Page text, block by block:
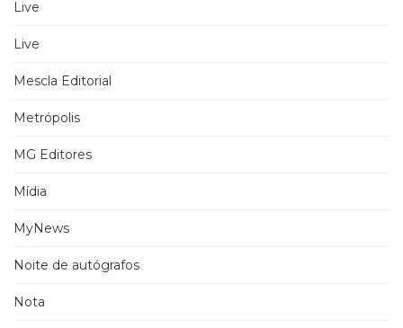
Live
Live
Mescla Editorial
Metrópolis
MG Editores
Mídia
MyNews
Noite de autógrafos
Nota